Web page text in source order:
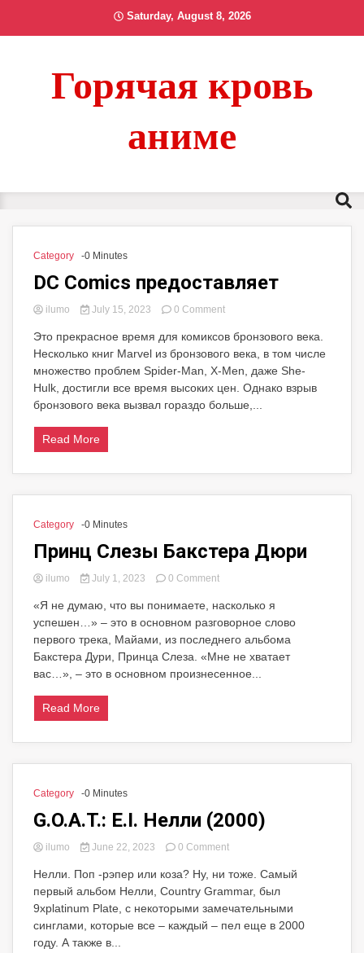
Saturday, August 8, 2026
Горячая кровь
аниме
Category -0 Minutes
DC Comics предоставляет
ilumo July 15, 2023 0 Commenton
Comics
предоставляет
Это прекрасное время для комиксов бронзового века.
Несколько книг Marvel из бронзового века, в том числе
множество проблем Spider-Man, X-Men, даже She-
Hulk, достигли все время высоких цен. Однако взрыв
бронзового века вызвал гораздо больше,...
Read More
Category -0 Minutes
Принц Слезы Бакстера Дюри
ilumo July 1, 2023 0 Commenton
Слезы
Бакстера
Дюри
«Я не думаю, что вы понимаете, насколько я
успешен…» – это в основном разговорное слово
первого трека, Майами, из последнего альбома
Бакстера Дури, Принца Слеза. «Мне не хватает
вас…», – это в основном произнесенное...
Read More
Category -0 Minutes
G.O.A.T.: E.I. Нелли (2000)
ilumo June 22, 2023 0 Commenton
E.I.
Нелли
(2000)
Нелли. Поп -рэпер или коза? Ну, ни тоже. Самый
первый альбом Нелли, Country Grammar, был
9xplatinum Plate, с некоторыми замечательными
синглами, которые все – каждый – пел еще в 2000
году. А также в...